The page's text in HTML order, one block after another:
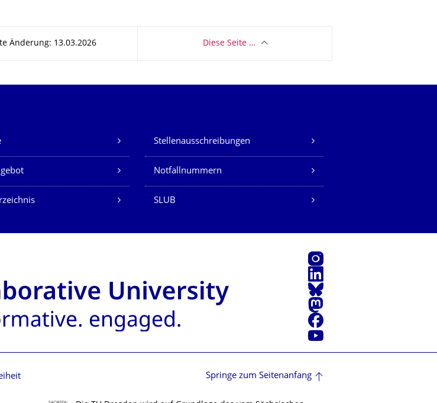
Änderung: 13.03.2026 Diese Seite …
Stellenausschreibungen
Notfallnummern
SLUB
Instagram
LinkedIn
Bluesky
Mastodon
Facebook
Youtube
Springe zum Seitenanfang